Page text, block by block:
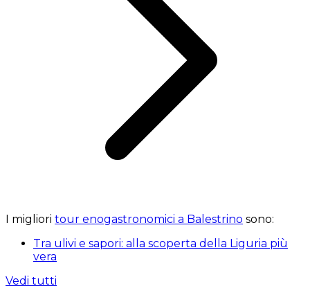
I migliori tour enogastronomici a Balestrino sono:
Tra ulivi e sapori: alla scoperta della Liguria più
vera
Vedi tutti